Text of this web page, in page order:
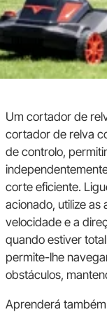
Um cortador de
cortador de relva
de controlo,
corte eficiente.
acionado, utilize as
velocidade e a
quando estiver
permite-lhe
obstáculos,
Aprenderá